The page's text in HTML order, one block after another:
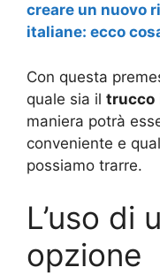
creare un nuovo
italiane: ecco
Con questa
quale sia il trucco
maniera potrà
conveniente e
possiamo trarre.
L’uso di
opzione